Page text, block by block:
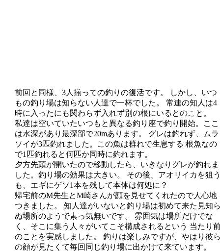
前回と同様、3人揃っての釣りの復活です。 しかし、いつ
もの釣り場は知らない人達で一杯でした。 常連の知人は4
時に入ったにも関わらず入れず別の根にいるとのこと。
私達は空いていたいつもと異なる釣り座で釣り開始。ここ
は水深があり最深部で20mあります。 グレは釣れず、ムラ
ソイが3匹釣れました。この魚は群れで生息する 根魚なの
で1匹釣れると何匹か同時に釣れます。
夕方先頭が開いたので移動したら、いきなりグレが釣れま
した。釣り場の効果は大きい。 その後、アオリイカを狙
も、エギにゲソ1本を残して本体は何処に？
帰宅前のM先生とM崎さんが顔を見せてくれたので人心地
つきました。 知人達がいないと釣り場は初めて来た見知
ぬ場所のようで素っ気無いです。 雰囲気は場所だけでな
く、そこに集う人々がいてこそ構成されるという 当たり
のことを実感しました。 釣りは楽しみですが、やはり彼
の顔が見たくて毎回同じ釣り場に出かけて来ています。